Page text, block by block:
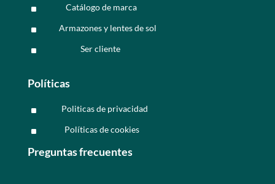
^ Catálogo de marca
^ Armazones y lentes de sol
^ Ser cliente
Políticas
^ Politicas de privacidad
^ Políticas de cookies
Preguntas frecuentes